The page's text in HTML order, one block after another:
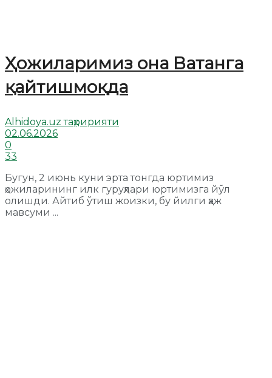
Ҳожиларимиз она Ватанга
қайтишмоқда
Alhidoya.uz таҳририяти
02.06.2026
0
33
Бугун, 2 июнь куни эрта тонгда юртимиз
ҳожиларининг илк гуруҳлари юртимизга йўл
олишди. Айтиб ўтиш жоизки, бу йилги ҳаж
мавсуми ...